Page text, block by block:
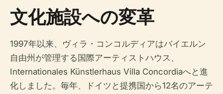
文化施設への変革
1997年以来、ヴィラ・コンコルディアはバイエルン
自由州が管理する国際アーティストハウス、
Internationales Künstlerhaus Villa Concordiaへと進
化しました。毎年、ドイツと提携国から12名のアーテ